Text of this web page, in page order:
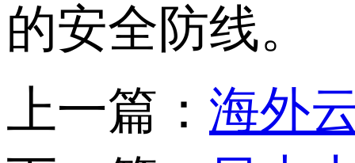
的安全防线。
上一篇： 海外